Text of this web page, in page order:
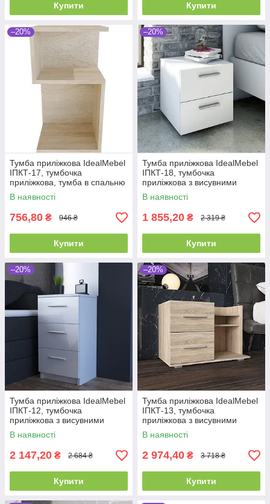
Купити Купити
–20%
Тумба приліжкова IdealMebel
ІПКТ-17, тумбочка
приліжкова, тумба в спальню
В наявності
756,80 ₴ 946 ₴
Купити
–20%
Тумба приліжкова IdealMebel
ІПКТ-18, тумбочка
приліжкова з висувними
ящиками, тумба в спальню
В наявності
1 855,20 ₴ 2 319 ₴
Купити
–20%
Тумба приліжкова IdealMebel
ІПКТ-12, тумбочка
приліжкова з висувними
ящиками, тумба в спальню
В наявності
2 147,20 ₴ 2 684 ₴
Купити
–20%
Тумба приліжкова IdealMebel
ІПКТ-13, тумбочка
приліжкова з висувними
ящиками, тумба в спальню
В наявності
2 974,40 ₴ 3 718 ₴
Купити